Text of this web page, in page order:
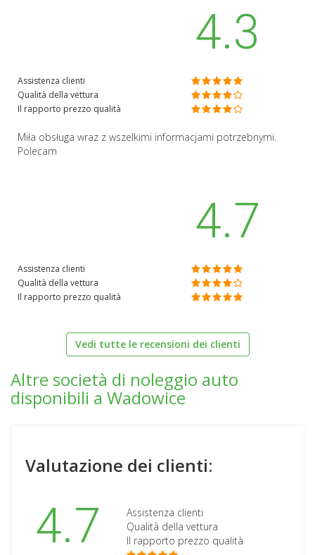
4.3
Assistenza clienti
Qualità della vettura
Il rapporto prezzo qualità
Miła obsługa wraz z wszelkimi informacjami potrzebnymi.
Polecam
4.7
Assistenza clienti
Qualità della vettura
Il rapporto prezzo qualità
Vedi tutte le recensioni dei clienti
Altre società di noleggio auto
disponibili a Wadowice
Valutazione dei clienti:
4.7
Assistenza clienti
Qualità della vettura
Il rapporto prezzo qualità